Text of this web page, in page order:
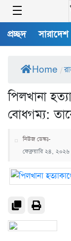
প্রচ্ছদ সারাদেশ
Home /
পিলখানা
বোধগম্য:
নিউজ ডেস্কঃ-
ফেব্রুয়ারি ২৪,